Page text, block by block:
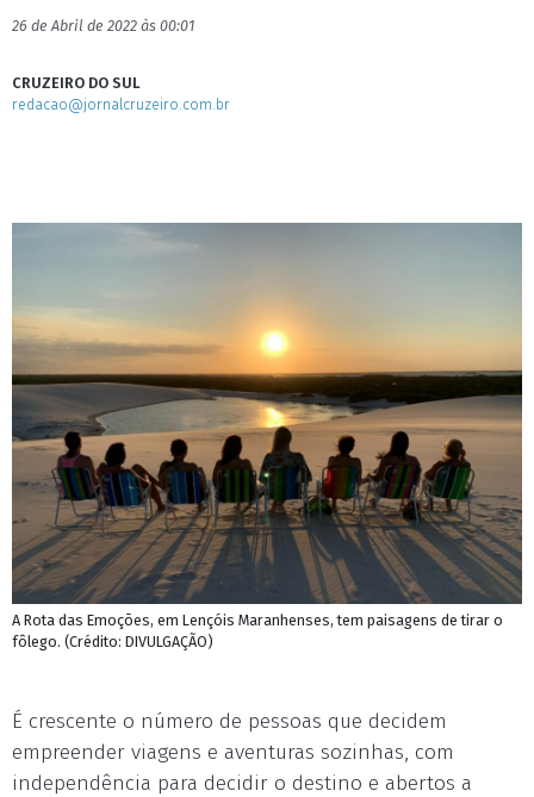
26 de Abril de 2022 às 00:01
CRUZEIRO DO SUL
redacao@jornalcruzeiro.com.br
A Rota das Emoções, em Lençóis Maranhenses, tem paisagens de tirar o
fôlego. (Crédito: DIVULGAÇÃO)
É crescente o número de pessoas que decidem
empreender viagens e aventuras sozinhas, com
independência para decidir o destino e abertos a